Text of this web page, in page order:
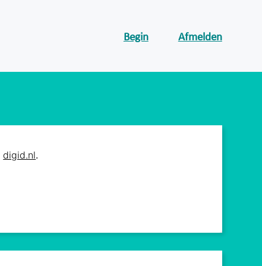
Begin Afmelden
digid.nl.